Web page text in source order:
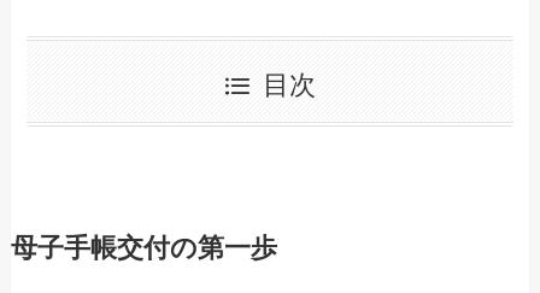
目次
母子手帳交付の第一歩